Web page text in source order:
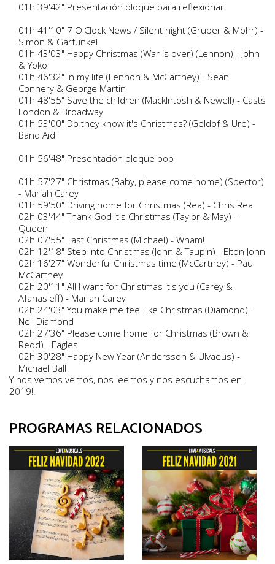
01h 39'42" Presentación bloque para reflexionar
01h 41'10" 7 O'Clock News / Silent night (Gruber & Mohr) -
Simon & Garfunkel
01h 43'03" Happy Christmas (War is over) (Lennon) - John
& Yoko
01h 46'32" In my life (Lennon & McCartney) - Sean
Connery & George Martin
01h 48'55" Save the children (MackIntosh & Newell) - Casts
London & Broadway
01h 53'00" Do they know it's Christmas? (Geldof & Ure) -
Band Aid
01h 56'48" Presentación bloque pop
01h 57'27" Christmas (Baby, please come home) (Spector)
- Mariah Carey
01h 59'50" Driving home for Christmas (Rea) - Chris Rea
02h 03'44" Thank God it's Christmas (Taylor & May) -
Queen
02h 07'55" Last Christmas (Michael) - Wham!
02h 12'18" Step into Christmas (John & Taupin) - Elton John
02h 16'27" Wonderful Christmas time (McCartney) - Paul
McCartney
02h 20'11" All I want for Christmas it's you (Carey &
Afanasieff) - Mariah Carey
02h 24'03" You make me feel like Christmas (Diamond) -
Neil Diamond
02h 27'36" Please come home for Christmas (Brown &
Redd) - Eagles
02h 30'28" Happy New Year (Andersson & Ulvaeus) -
Michael Ball
Y nos vemos vemos, nos leemos y nos escuchamos en
2019!.
PROGRAMAS RELACIONADOS